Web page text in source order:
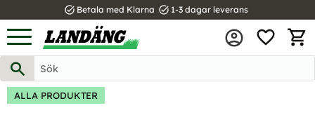
Meny
task_alt Betala med Klarna task_alt 1-3 dagar leverans
ALLA PRODUKTER